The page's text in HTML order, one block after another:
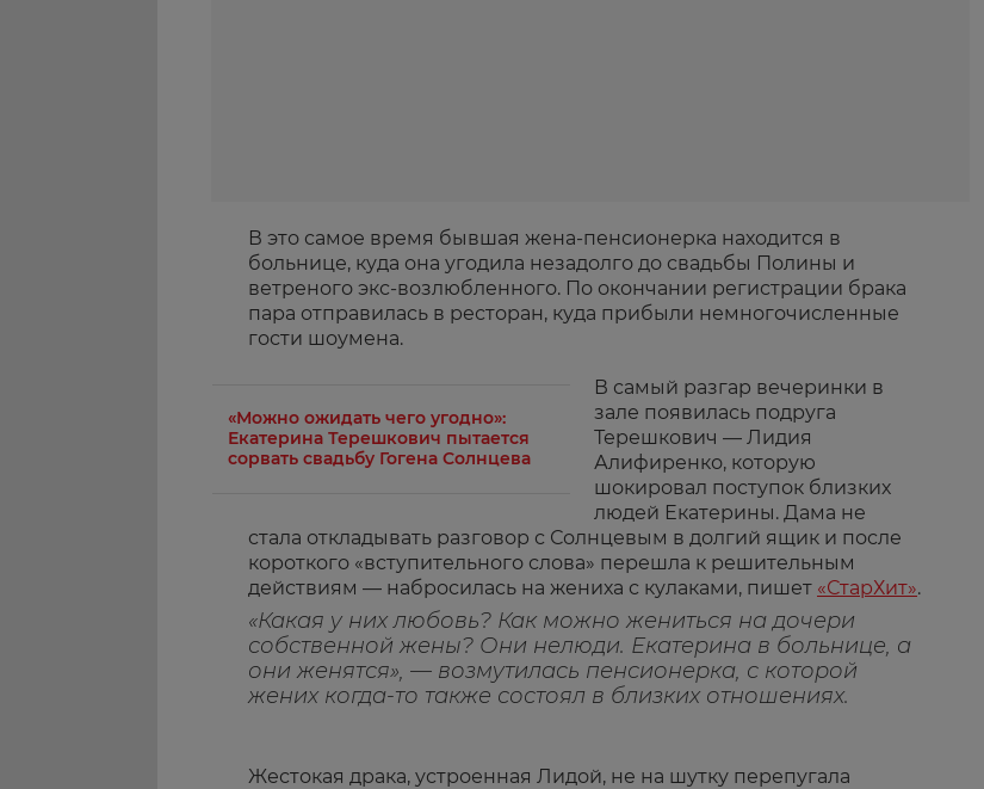
В это самое время бывшая жена-пенсионерка находится в
больнице, куда она угодила незадолго до свадьбы Полины и
ветреного экс-возлюбленного. По окончании регистрации брака
пара отправилась в ресторан, куда прибыли немногочисленные
гости шоумена.
«Можно ожидать чего угодно»:
Екатерина Терешкович пытается
сорвать свадьбу Гогена Солнцева
В самый разгар вечеринки в
зале появилась подруга
Терешкович — Лидия
Алифиренко, которую
шокировал поступок близких
людей Екатерины. Дама не
стала откладывать разговор с Солнцевым в долгий ящик и после
короткого «вступительного слова» перешла к решительным
действиям — набросилась на жениха с кулаками, пишет «СтарХит».
«Какая у них любовь? Как можно жениться на дочери
собственной жены? Они нелюди. Екатерина в больнице, а
они женятся», — возмутилась пенсионерка, с которой
жених когда-то также состоял в близких отношениях.
Жестокая драка, устроенная Лидой, не на шутку перепугала